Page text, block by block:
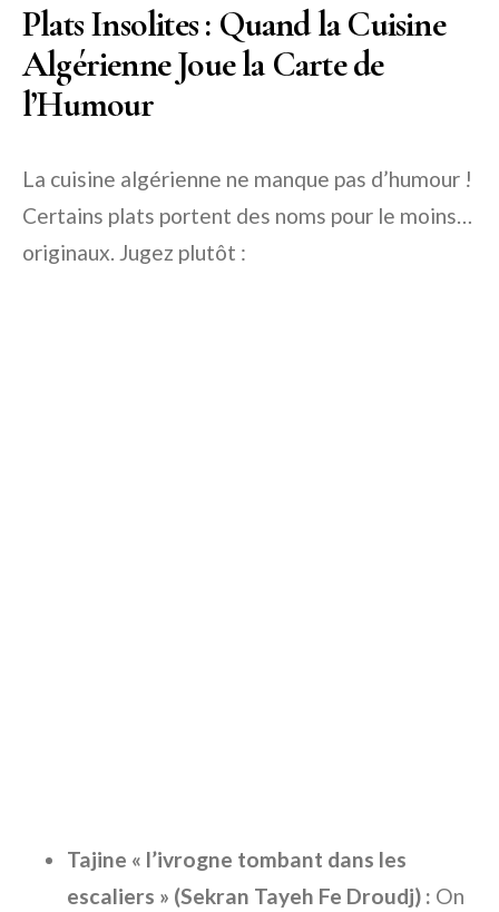
Plats Insolites : Quand la Cuisine
Algérienne Joue la Carte de
l’Humour
La cuisine algérienne ne manque pas d’humour !
Certains plats portent des noms pour le moins…
originaux. Jugez plutôt :
Tajine « l’ivrogne tombant dans les
escaliers » (Sekran Tayeh Fe Droudj) : On